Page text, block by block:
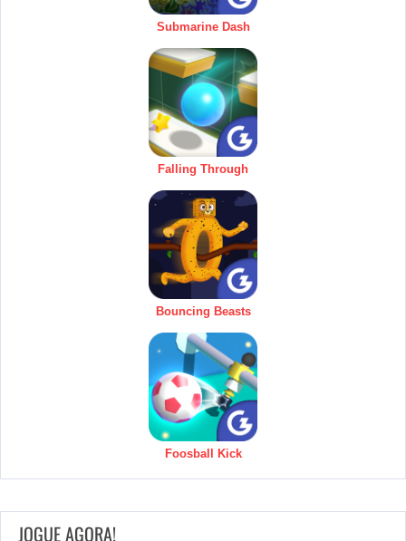
Submarine Dash
Falling Through
Bouncing Beasts
Foosball Kick
JOGUE AGORA!